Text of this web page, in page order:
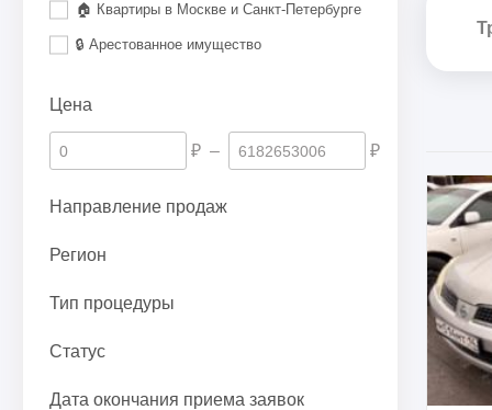
🏠 Квартиры в Москве и Санкт-Петербурге
🔒 Арестованное имущество
Цена
₽ – ₽
Направление продаж
Регион
Тип процедуры
Статус
Дата окончания приема заявок